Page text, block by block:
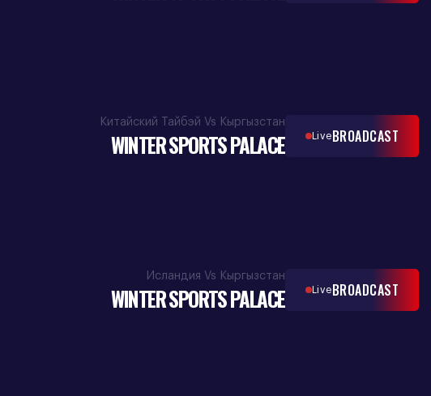
Китайский Тайбэй Vs Кыргызстан
WINTER SPORTS PALACE LiveBROADCAST
Исландия Vs Кыргызстан
WINTER SPORTS PALACE LiveBROADCAST